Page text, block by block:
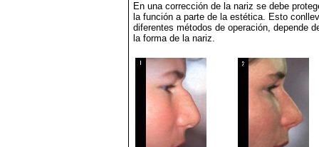
En una corrección de la nariz se debe
la función a parte de la estética. Esto
diferentes métodos de operación, depende
la forma de la nariz.